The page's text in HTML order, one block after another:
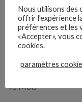
– Rémunération
– Poste polyvalent
d’organisation et
Expérience
48 Mois
Nous utilisons des
offrir l'expérience
préférences et les
«Accepter», vous
cookies.
paramètres